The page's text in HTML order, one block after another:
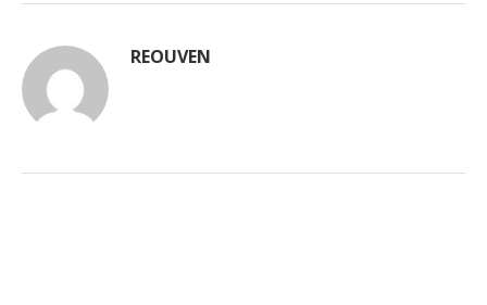
REOUVEN